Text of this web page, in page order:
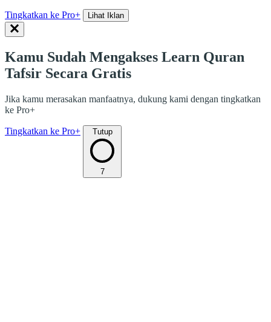
Tingkatkan ke Pro+ Lihat Iklan
Kamu Sudah Mengakses Learn Quran
Tafsir Secara Gratis
Jika kamu merasakan manfaatnya, dukung kami dengan tingkatkan
ke Pro+
Tingkatkan ke Pro+ Tutup
7